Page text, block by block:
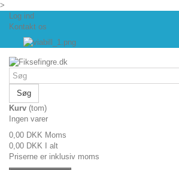
>
Log ind
Kontakt os
Søg
Kurv (tom)
Ingen varer
0,00 DKK Moms
0,00 DKK I alt
Priserne er inklusiv moms